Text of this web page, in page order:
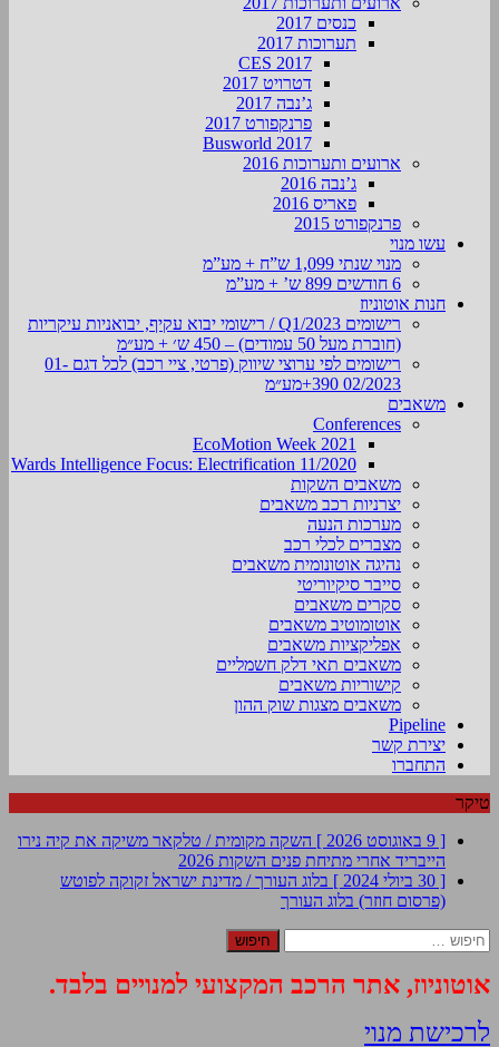
כנסים 2017
תערוכות 2017
CES 2017
דטרויט 2017
ג’נבה 2017
פרנקפורט 2017
Busworld 2017
ארועים ותערוכות 2016
ג’נבה 2016
פאריס 2016
פרנקפורט 2015
עשו מנוי
מנוי שנתי 1,099 ש”ח + מע”מ
6 חודשים 899 ש’ + מע”מ
חנות אוטוניוז
רישומים Q1/2023 / רישומי יבוא עקיף, יבואניות עיקריות
(חוברת מעל 50 עמודים) – 450 ש׳ + מע״מ
רישומים לפי ערוצי שיווק (פרטי, ציי רכב) לכל דגם 01-
02/2023 390+מע״מ
משאבים
Conferences
EcoMotion Week 2021
Wards Intelligence Focus: Electrification 11/2020
משאבים השקות
יצרניות רכב משאבים
מערכות הנעה
מצברים לכלי רכב
נהיגה אוטונומית משאבים
סייבר סיקיוריטי
סקרים משאבים
אוטומוטיב משאבים
אפליקציות משאבים
משאבים תאי דלק חשמליים
קישוריות משאבים
משאבים מצגות שוק ההון
Pipeline
יצירת קשר
התחברו
טיקר
[ 9 באוגוסט 2026 ]
השקה מקומית / טלקאר משיקה את קיה נירו
הייבריד אחרי מתיחת פנים השקות 2026
[ 30 ביולי 2024 ]
בלוג העורך / מדינת ישראל זקוקה לפוטש
(פרסום חוזר) בלוג העורך
חיפוש:
אוטוניוז, אתר הרכב המקצועי למנויים בלבד.
לרכישת מנוי